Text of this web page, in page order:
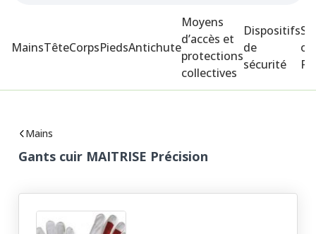
MainsTêteCorpsPiedsAntichute
Moyens
d’accès et
protections
collectives
Dispositifs
de
sécurité
Mains
Gants cuir MAITRISE Précision